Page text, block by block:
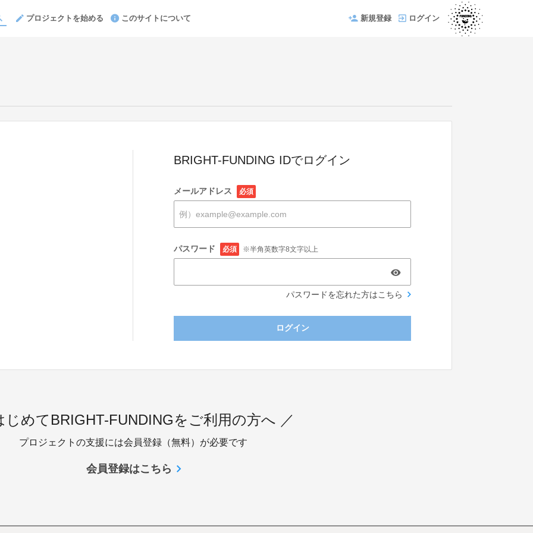
プロジェクトを始める このサイトについて 新規登録 ログイン
BRIGHT-FUNDING IDでログイン
メールアドレス 必須
パスワード 必須 ※半角英数字8文字以上
パスワードを忘れた方はこちら
ログイン
じめてBRIGHT-FUNDINGをご利用の方へ ／
プロジェクトの支援には会員登録（無料）が必要です
会員登録はこちら